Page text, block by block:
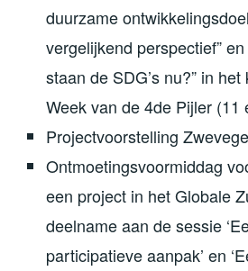
duurzame
vergelijkend perspectief”
staan de SDG’s nu?” in
Week van de 4de Pijler (11
Projectvoorstelling
Ontmoetingsvoormiddag
een project in het Globale
deelname aan de sessie
participatieve aanpak’ en